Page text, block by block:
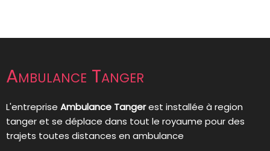
Ambulance Tanger
L'entreprise Ambulance Tangerest installée à region
tanger et se déplace dans tout le royaume pour des
trajets toutes distances en ambulance